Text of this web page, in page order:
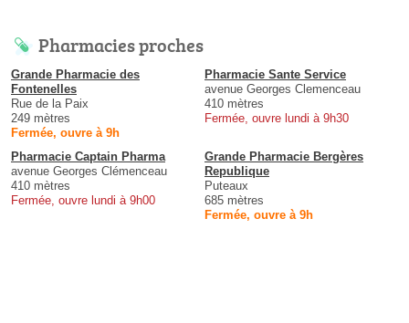
Pharmacies proches
Grande Pharmacie des
Fontenelles
Rue de la Paix
249 mètres
Fermée, ouvre à 9h
Pharmacie Sante Service
avenue Georges Clemenceau
410 mètres
Fermée, ouvre lundi à 9h30
Pharmacie Captain Pharma
avenue Georges Clémenceau
410 mètres
Fermée, ouvre lundi à 9h00
Grande Pharmacie Bergères
Republique
Puteaux
685 mètres
Fermée, ouvre à 9h